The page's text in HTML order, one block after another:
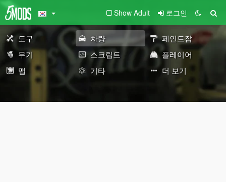
Show Adult 로그인
도구 차량
페인트잡
무기
스크립트
플레이어
맵
기타 더 보기